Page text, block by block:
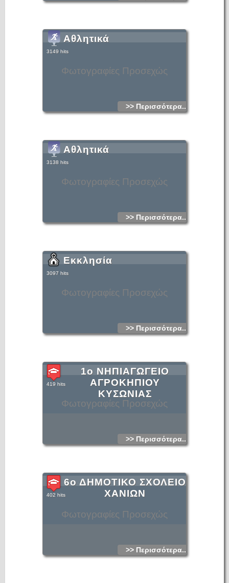
Φωτογραφίες Προσεχώς
Αθλητικά
3149 hits
>> Περισσότερα...
Φωτογραφίες Προσεχώς
Αθλητικά
3138 hits
>> Περισσότερα...
Φωτογραφίες Προσεχώς
Εκκλησία
3097 hits
>> Περισσότερα...
Φωτογραφίες Προσεχώς
1ο ΝΗΠΙΑΓΩΓΕΙΟ
ΑΓΡΟΚΗΠΙΟΥ
ΚΥΣΩΝΙΑΣ
419 hits
>> Περισσότερα...
Φωτογραφίες Προσεχώς
6ο ΔΗΜΟΤΙΚΟ ΣΧΟΛΕΙΟ
ΧΑΝΙΩΝ
402 hits
>> Περισσότερα...